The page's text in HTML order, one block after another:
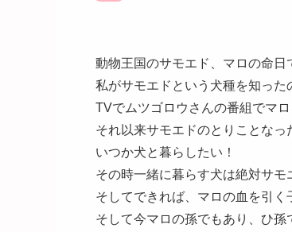
動物王国のサモエド、マロの命日
私がサモエドという犬種を知った
TVでムツゴロウさんの番組でマロ
それ以来サモエドのとりことなっ
いつか犬と暮らしたい！
その時一緒に暮らす犬は絶対サモ
そしてできれば、マロの血を引く
そして今マロの孫でもあり、ひ孫